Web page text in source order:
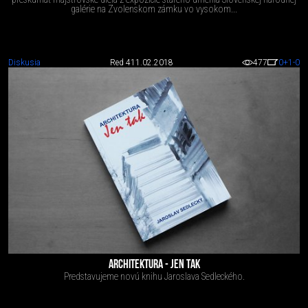
galérie na Zvolenskom zámku vo vysokom...
Diskusia Red 411.02.2018 477 0+1 -0
ARCHITEKTURA - JEN TAK
Predstavujeme novú knihu Jaroslava Sedleckého.